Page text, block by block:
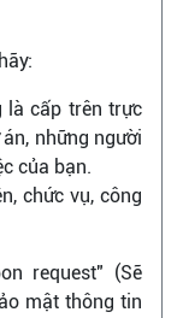
là cấp trên trực
những người
của bạn.
chức vụ, công
request" (Sẽ
mật thông tin